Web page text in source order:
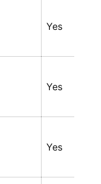
Yes
Yes
Yes